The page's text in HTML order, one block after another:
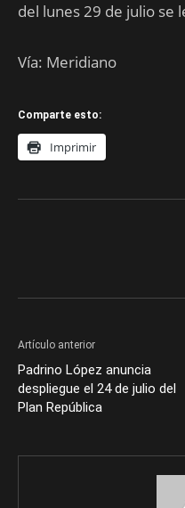
del lunes 29 de julio se
Vía: Meridiano
Comparte esto:
Imprimir
Artículo anterior
Padrino López anuncia
despliegue el 24 de julio del
Plan República